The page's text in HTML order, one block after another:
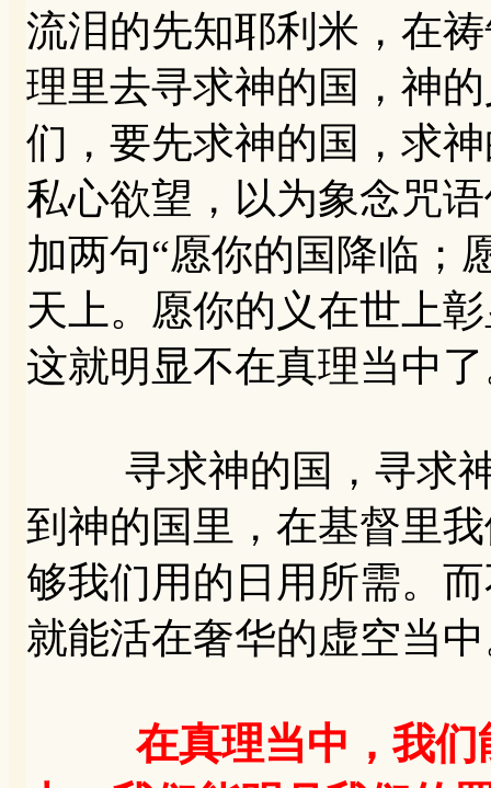
流泪的先知耶利米，在
理里去寻求神的国，神
们，要先求神的国，求
私心欲望，以为象念咒
加两句“愿你的国降临；
天上。愿你的义在世上
这就明显不在真理当中
寻求神的国，寻求神
到神的国里，在基督里
够我们用的日用所需。
就能活在奢华的虚空当
在真理当中，我